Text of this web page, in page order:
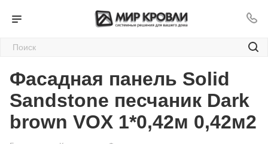
Фасадная панель Solid
Sandstone песчаник Dark
brown VOX 1*0,42м 0,42м2